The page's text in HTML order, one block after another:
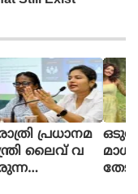
പ്രധാനമ
ലൈവ് വ